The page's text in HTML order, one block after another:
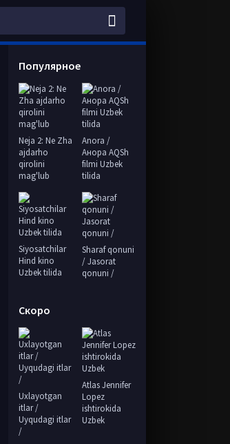
Популярное
Neja 2: Ne Zha
ajdarho
qirolini
mag'lub
Anora /
Анора AQSh
filmi Uzbek
tilida
Siyosatchilar
Hind kino
Uzbek tilida
Sharaf qonuni
/ Jasorat
qonuni /
Скоро
Uxlayotgan
itlar /
Uyqudagi itlar
/
Atlas Jennifer
Lopez
ishtirokida
Uzbek